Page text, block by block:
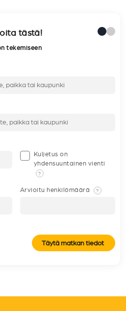
tästä!
tekemiseen
Kuljetus on
yhdensuuntainen vienti
?
Arvioitu henkilömäärä ?
Täytä matkan tiedot